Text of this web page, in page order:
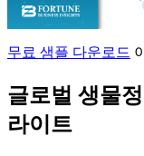
무료 샘플 다운로드
글로벌 생물
라이트